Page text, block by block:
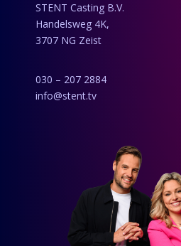
STENT Casting B.V.
Handelsweg 4K,
3707 NG Zeist
030 – 207 2884
info@stent.tv